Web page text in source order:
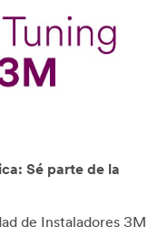
Sé parte de la
de Instaladores 3M